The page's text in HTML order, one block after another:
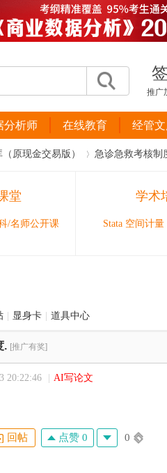
推广
分析师 在线教育 经管
原现金交易版） 急诊急救考核制
堂
/名师公开课
学术
Stata 空间计量
显身卡 道具中心
. [推广有奖]
20:22:46 AI写论文
回帖 点赞 0 0